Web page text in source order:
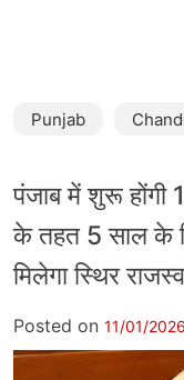
Punjab
पंजाब में शुरू होंगी
के तहत 5 साल के
मिलेगा स्थिर राजस्व
Posted on 11/01/2026